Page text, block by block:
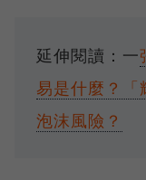
延伸閱讀：一
易是什麼？
泡沫風險？